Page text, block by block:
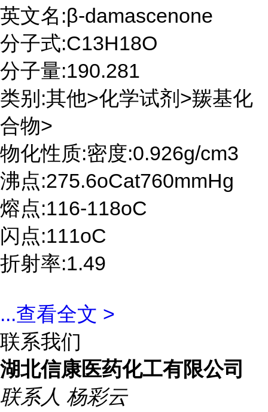
英文名:β-damascenone
分子式:C13H18O
分子量:190.281
类别:其他>化学试剂>羰基化
合物>
物化性质:密度:0.926g/cm3
沸点:275.6oCat760mmHg
熔点:116-118oC
闪点:111oC
折射率:1.49
...查看全文 >
联系我们
湖北信康医药化工有限公司
联系人 杨彩云